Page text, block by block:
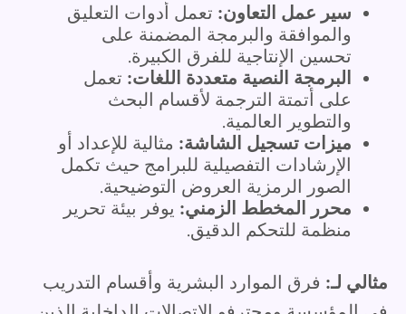
سير عمل التعاون: تعمل أدوات التعليق
والموافقة والبرمجة المضمنة على
تحسين الإنتاجية للفرق الكبيرة.
البرمجة النصية متعددة اللغات: تعمل
على أتمتة الترجمة لأقسام البحث
والتطوير العالمية.
ميزات تسجيل الشاشة: مثالية للإعداد أو
الإرشادات التفصيلية للبرامج حيث تكمل
الصور الرمزية العروض التوضيحية.
محرر المخطط الزمني: يوفر بيئة تحرير
منظمة للتحكم الدقيق.
مثالي لـ: فرق الموارد البشرية وأقسام التدريب